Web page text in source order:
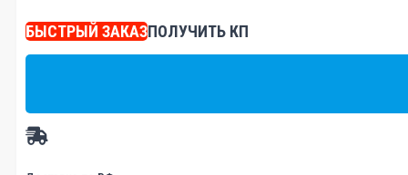
БЫСТРЫЙ ЗАКАЗПОЛУЧИТЬ КП